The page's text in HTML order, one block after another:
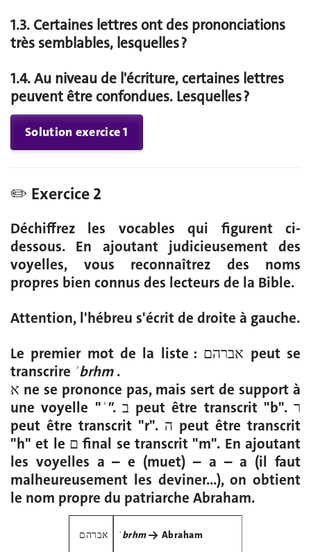
1.3. Certaines lettres ont des prononciations
très semblables, lesquelles ?
1.4. Au niveau de l'écriture, certaines lettres
peuvent être confondues. Lesquelles ?
Solution exercice 1
✏️ Exercice 2
Déchiffrez les vocables qui figurent ci-
dessous. En ajoutant judicieusement des
voyelles, vous reconnaîtrez des noms
propres bien connus des lecteurs de la Bible.
Attention, l'hébreu s'écrit de droite à gauche.
Le premier mot de la liste : אברהם peut se
transcrire ʾbrhm.
א ne se prononce pas, mais sert de support à
une voyelle "ʾ". ב peut être transcrit "b". ר
peut être transcrit "r". ה peut être transcrit
"h" et le ם final se transcrit "m". En ajoutant
les voyelles a – e (muet) – a – a (il faut
malheureusement les deviner...), on obtient
le nom propre du patriarche Abraham.
אברהם ʾbrhm→ Abraham